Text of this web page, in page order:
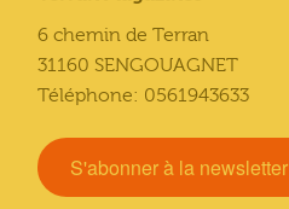
6 chemin de Terran
31160 SENGOUAGNET
Téléphone: 0561943633
S'abonner à la newsletter